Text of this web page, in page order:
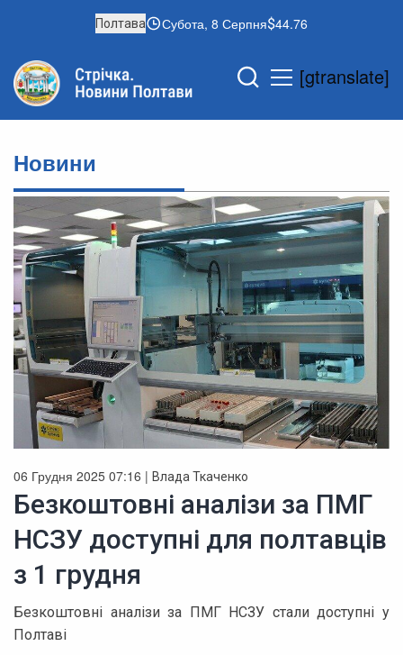
Полтава Субота, 8 Серпня 44.76
[gtranslate]
Новини
06 Грудня 2025 07:16 | Влада Ткаченко
Безкоштовні аналізи за ПМГ
НСЗУ доступні для полтавців
з 1 грудня
Безкоштовні аналізи за ПМГ НСЗУ стали доступні у
Полтаві